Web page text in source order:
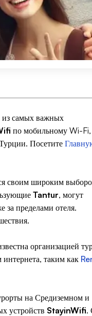
из самых важных
по мобильному Wi-Fi,
Посетите
своим широким
Tantur, могут
за пределами отеля.
организацией
интернета, таким как
на Средиземном и
устройств StayinWifi.